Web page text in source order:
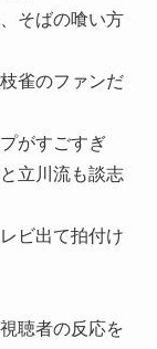
そばの喰い方
雀のファンだ
がすごすぎ
立川流も談志
ビ出て拍付け
聴者の反応を